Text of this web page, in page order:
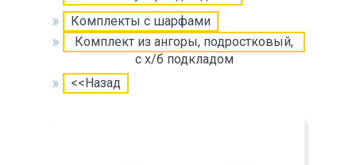
Комплекты с шарфами
Комплект из ангоры, подростковый,
c х/б подкладом
<<Назад